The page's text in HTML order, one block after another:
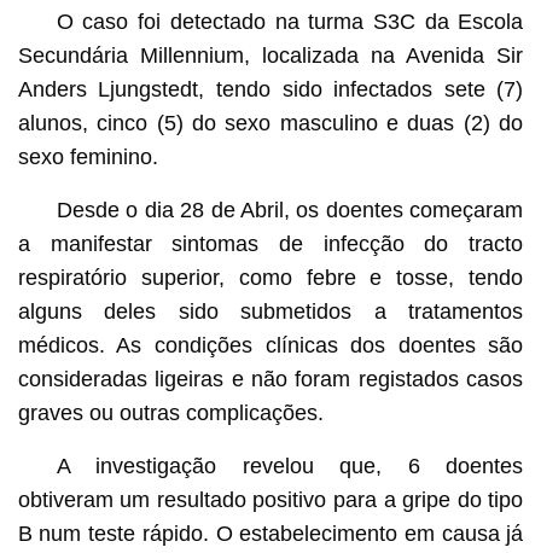
O caso foi detectado na turma S3C da Escola
Secundária Millennium, localizada na Avenida Sir
Anders Ljungstedt, tendo sido infectados sete (7)
alunos, cinco (5) do sexo masculino e duas (2) do
sexo feminino.
Desde o dia 28 de Abril, os doentes começaram
a manifestar sintomas de infecção do tracto
respiratório superior, como febre e tosse, tendo
alguns deles sido submetidos a tratamentos
médicos. As condições clínicas dos doentes são
consideradas ligeiras e não foram registados casos
graves ou outras complicações.
A investigação revelou que, 6 doentes
obtiveram um resultado positivo para a gripe do tipo
B num teste rápido. O estabelecimento em causa já